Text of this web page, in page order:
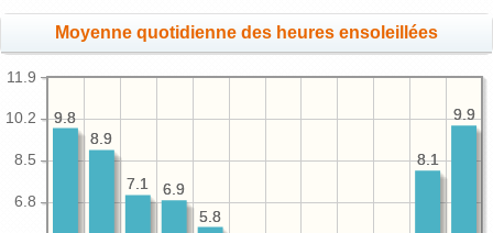
Moyenne quotidienne des heures ensoleillées
6.8
8.5
10.2
11.9
9.9
8.1
5.8
6.9
7.1
8.9
9.8 9.9
8.1
5.8
6.9
7.1
8.9
9.8